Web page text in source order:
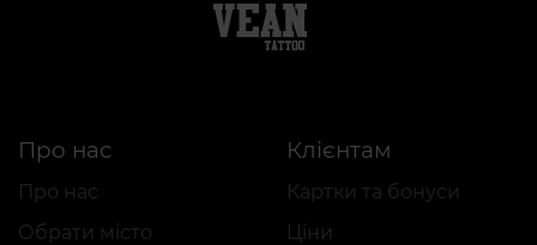
Про нас
Про нас
Обрати місто
Клієнтам
Картки та бонуси
Ціни